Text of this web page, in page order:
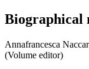
Biographical
Annafrancesca
(Volume editor)